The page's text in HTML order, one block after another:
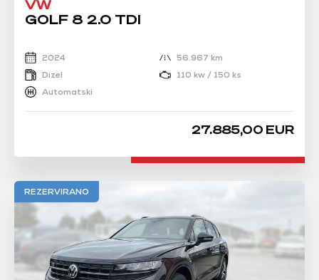
VW
GOLF 8 2.0 TDI
2024
56.967 km
Dizel
110 kw / 150 ks
Automatski
27.885,00 EUR
REZERVIRANO